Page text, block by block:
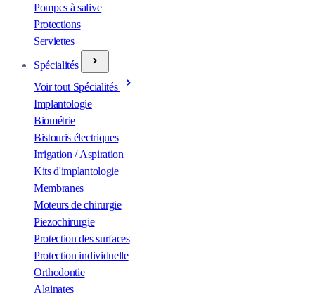
Pompes à salive
Protections
Serviettes
Spécialités
Voir tout Spécialités
Implantologie
Biométrie
Bistouris électriques
Irrigation / Aspiration
Kits d'implantologie
Membranes
Moteurs de chirurgie
Piezochirurgie
Protection des surfaces
Protection individuelle
Orthodontie
Alginates